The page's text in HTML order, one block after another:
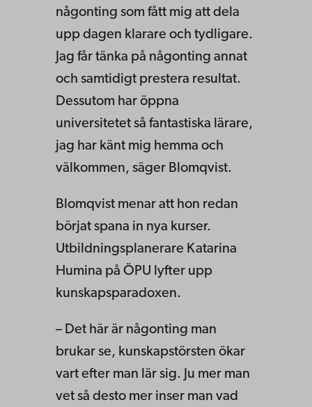
någonting som fått mig att dela
upp dagen klarare och tydligare.
Jag får tänka på någonting annat
och samtidigt prestera resultat.
Dessutom har öppna
universitetet så fantastiska lärare,
jag har känt mig hemma och
välkommen, säger Blomqvist.
Blomqvist menar att hon redan
börjat spana in nya kurser.
Utbildningsplanerare Katarina
Humina på ÖPU lyfter upp
kunskapsparadoxen.
– Det här är någonting man
brukar se, kunskapstörsten ökar
vart efter man lär sig. Ju mer man
vet så desto mer inser man vad